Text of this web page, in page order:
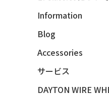
48 CHEVY 3100 *Q-
48 CHEVY FLEET
48 CHEVY FLEETMASTER
Information
Blog
Accessories
サービス
DAYTON WIRE